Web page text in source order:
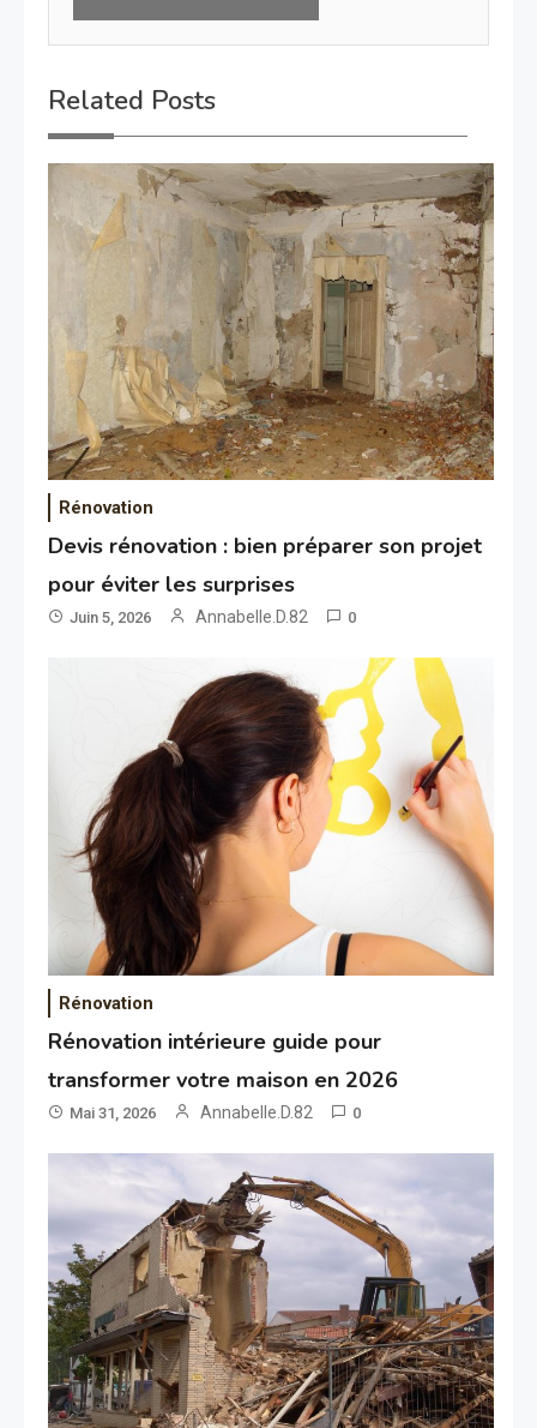
Related Posts
Rénovation
Devis rénovation : bien préparer son projet
pour éviter les surprises
Juin 5, 2026 Annabelle.D.82 0
Rénovation
Rénovation intérieure guide pour
transformer votre maison en 2026
Mai 31, 2026 Annabelle.D.82 0